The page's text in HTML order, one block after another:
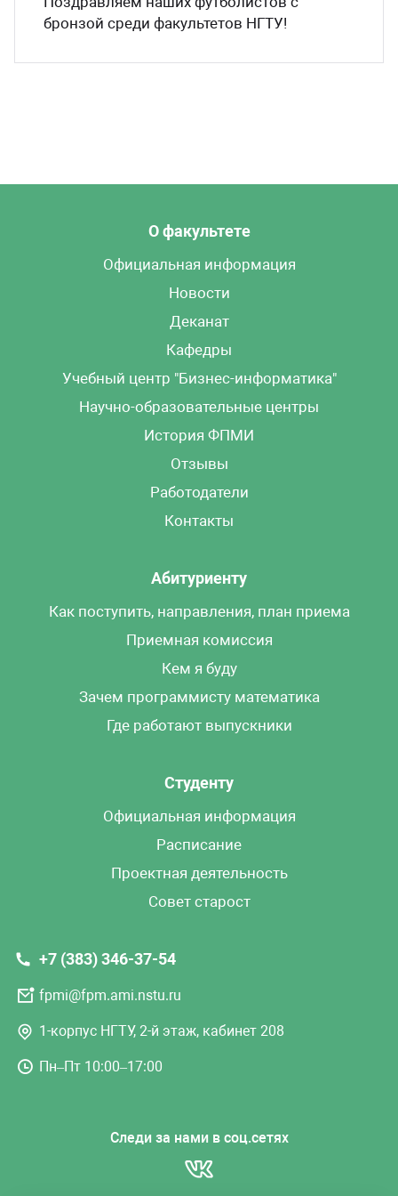
бронзой среди факультетов НГТУ!
Следи за нами в соц.сетях
О факультете
Официальная информация
Новости
Деканат
Кафедры
Учебный центр "Бизнес-информатика"
Научно-образовательные центры
История ФПМИ
Отзывы
Работодатели
Контакты
Абитуриенту
Как поступить, направления, план приема
Приемная комиссия
Кем я буду
Зачем программисту математика
Где работают выпускники
Студенту
Официальная информация
Расписание
Проектная деятельность
Совет старост
+7 (383) 346-37-54
fpmi@fpm.ami.nstu.ru
1-корпус НГТУ, 2-й этаж, кабинет 208
Пн–Пт 10:00–17:00